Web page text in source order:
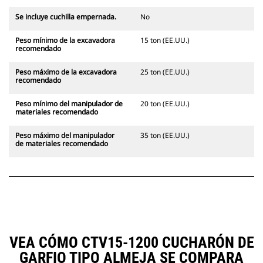
Se incluye cuchilla empernada. No
Peso mínimo de la excavadora
recomendado
15 ton (EE.UU.)
Peso máximo de la excavadora
recomendado
25 ton (EE.UU.)
Peso mínimo del manipulador de
materiales recomendado
20 ton (EE.UU.)
Peso máximo del manipulador
de materiales recomendado
35 ton (EE.UU.)
VEA CÓMO CTV15-1200 CUCHARÓN DE
GARFIO TIPO ALMEJA SE COMPARA